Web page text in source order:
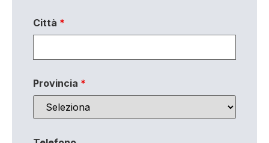
Città *
Provincia *